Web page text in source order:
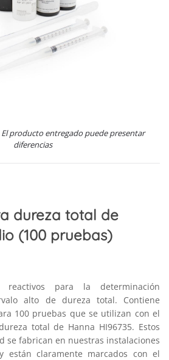
producto entregado puede presentar
diferencias
dureza total de
(100 pruebas)
reactivos para la determinación
alto de dureza total. Contiene
100 pruebas que se utilizan con el
total de Hanna HI96735. Estos
se fabrican en nuestras instalaciones
están claramente marcados con el